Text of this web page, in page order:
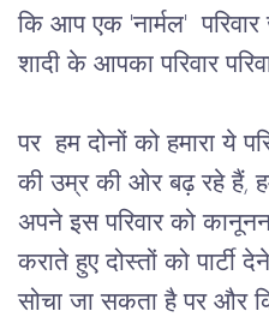
कि आप एक 'नार्मल'
शादी के आपका परिवार
पर  हम दोनों को हमारा ये
की उम्र की ओर बढ़ रहे हैं,
अपने इस परिवार को
कराते हुए दोस्तों को पार्टी
सोचा जा सकता है पर और